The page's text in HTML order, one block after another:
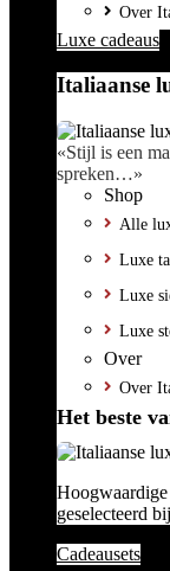
Over
Luxe cadeaus
Italiaanse
«Stijl is een
spreken…»
Shop
Alle
Luxe
Luxe
Luxe
Over
Over
Het beste
geselecteerd
Cadeausets